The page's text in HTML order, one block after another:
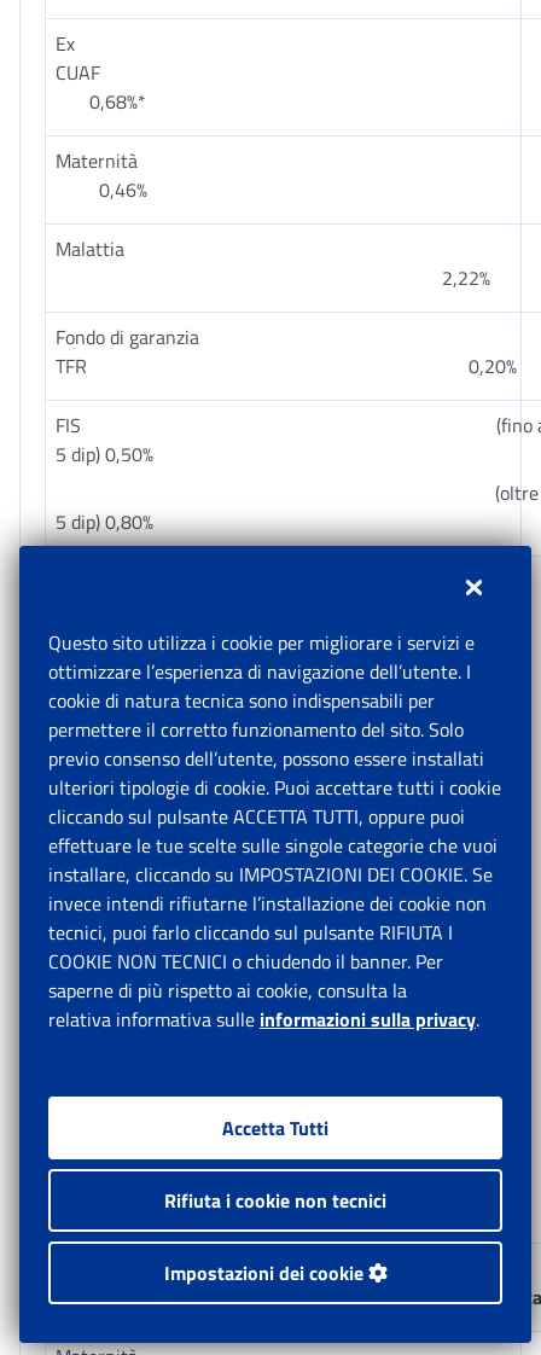
Ex
CUAF
0,68%*
0,46%
Malattia
2,22%
Fondo di garanzia
TFR 0,20%
FIS (fino
5 dip) 0,50%
(oltre
5 dip) 0,80%
120 della legge. n. 388/2000 e dall’articolo 1, commi
361 e 362, della legge n. 266/2005, pari
complessivamente all’1,80 per cento.
Fatto salvo quanto sopra precisato con riferimento ai
rapporti di lavoro intermittente a tempo indeterminato
senza indennità di disponibilità, in relazione ai rapporti
di lavoro subordinato a tempo indeterminato il carico
contributivo resta invariato.
Di seguito si riporta la misura effettiva delle aliquote
dovute dal 1° gennaio 2024 per le contribuzioni minori
dai committenti che instauranorapporti di lavoro
Assicurazione
Aliquota
Questo sito utilizza i cookie per migliorare i servizi e
ottimizzare l’esperienza di navigazione dell’utente. I
cookie di natura tecnica sono indispensabili per
permettere il corretto funzionamento del sito. Solo
previo consenso dell’utente, possono essere installati
ulteriori tipologie di cookie. Puoi accettare tutti i cookie
cliccando sul pulsante ACCETTA TUTTI, oppure puoi
effettuare le tue scelte sulle singole categorie che vuoi
installare, cliccando su IMPOSTAZIONI DEI COOKIE. Se
invece intendi rifiutarne l’installazione dei cookie non
tecnici, puoi farlo cliccando sul pulsante RIFIUTA I
COOKIE NON TECNICI o chiudendo il banner. Per
saperne di più rispetto ai cookie, consulta la
relativa informativa sulle informazioni sulla privacy.
Accetta Tutti
Rifiuta i cookie non tecnici
Impostazioni dei cookie